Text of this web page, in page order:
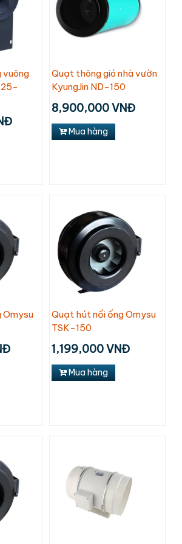
vuông
Quạt thông gió nhà vườn
KyungJin ND-150
8,900,000 VNĐ
Mua hàng
Omysu
Quạt hút nối ống Omysu
TSK-150
1,199,000 VNĐ
Mua hàng